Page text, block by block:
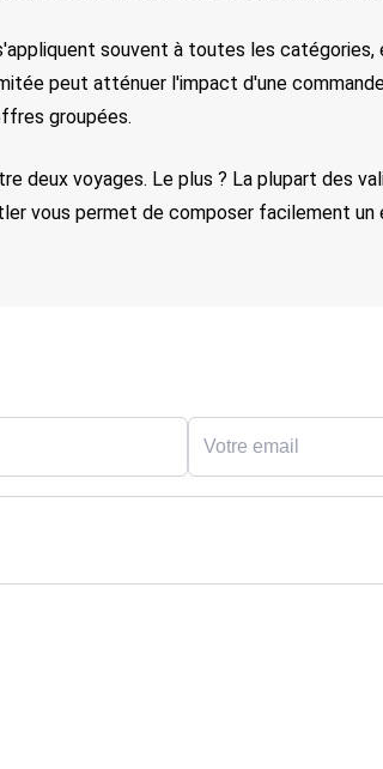
souvent à toutes les
peut atténuer l'impact d'une
groupées.
deux voyages. Le plus ? La plupart des
vous permet de composer facilement